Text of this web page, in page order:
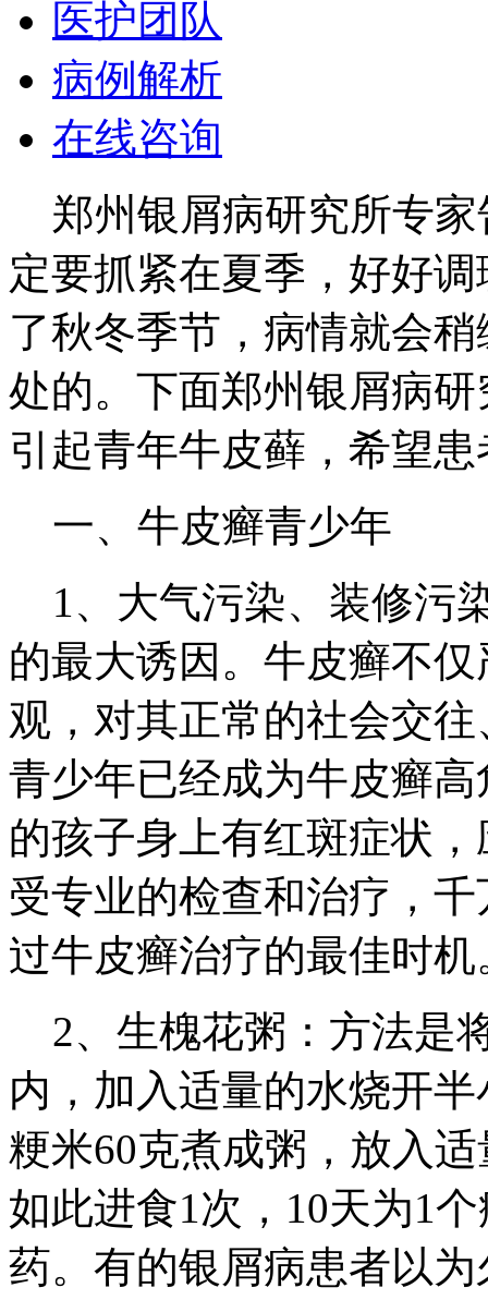
医护团队
病例解析
在线咨询
郑州银屑病研究所专家
定要抓紧在夏季，好好
了秋冬季节，病情就会
处的。下面郑州银屑病
引起青年牛皮藓，希望
一、牛皮癣青少年
1、大气污染、装修污
的最大诱因。牛皮癣不
观，对其正常的社会交
青少年已经成为牛皮癣
的孩子身上有红斑症状
受专业的检查和治疗，
过牛皮癣治疗的最佳时机
2、生槐花粥：方法是
内，加入适量的水烧开
粳米60克煮成粥，放入
如此进食1次，10天为1
药。有的银屑病患者以